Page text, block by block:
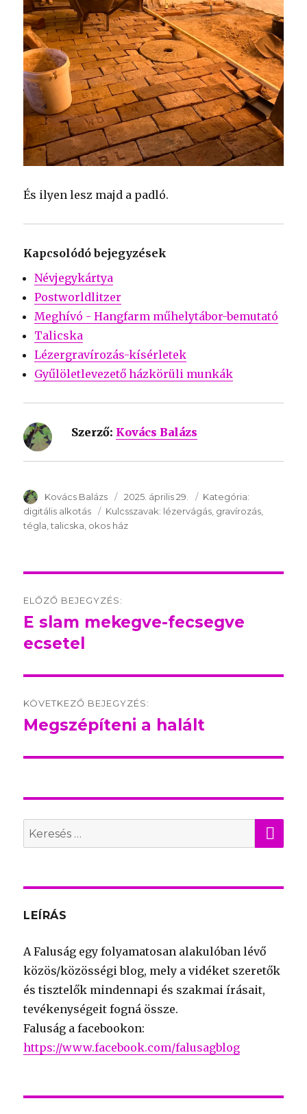
És ilyen lesz majd a padló.
Kapcsolódó bejegyzések
Névjegykártya
Postworldlitzer
Meghívó - Hangfarm műhelytábor-bemutató
Talicska
Lézergravírozás-kísérletek
Gyűlöletlevezető házkörüli munkák
Szerző: Kovács Balázs
SzerzÅ
Kovács Balázs Közzétéve:
2025. április 29. Kategória:
digitális alkotás
Kulcsszavak: Kulcsszavak:
lézervágás gravírozás
tégla talicska okos ház
navigation
ELŐZŐ BEJEGYZÉS:
Előző
bejegyzés:
E slam mekegve-fecsegve
ecsetel
KÖVETKEZŐ BEJEGYZÉS:
Következő
Megszépíteni a halált
Search
for:
LEÍRÁS
A Faluság egy folyamatosan alakulóban lévő
közös/közösségi blog, mely a vidéket szeretők
és tisztelők mindennapi és szakmai írásait,
tevékenységeit fogná össze.
Faluság a facebookon:
https://www.facebook.com/falusagblog